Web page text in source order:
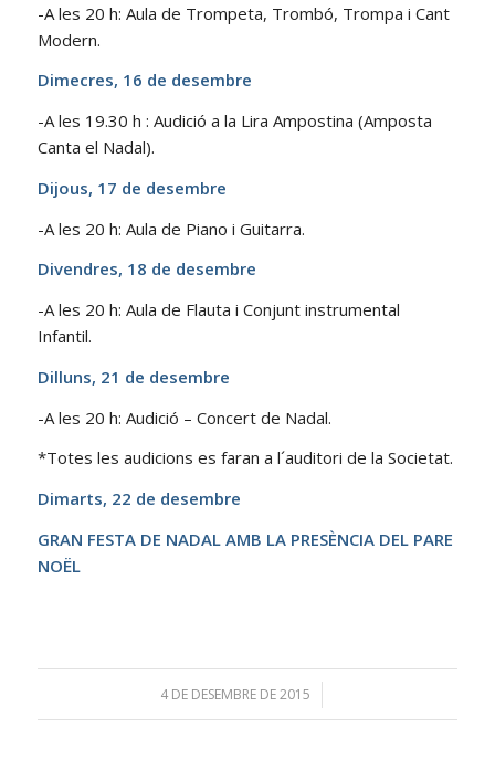
-A les 20 h: Aula de Trompeta, Trombó, Trompa i Cant
Modern.
Dimecres, 16 de desembre
-A les 19.30 h : Audició a la Lira Ampostina (Amposta
Canta el Nadal).
Dijous, 17 de desembre
-A les 20 h: Aula de Piano i Guitarra.
Divendres, 18 de desembre
-A les 20 h: Aula de Flauta i Conjunt instrumental
Infantil.
Dilluns, 21 de desembre
-A les 20 h: Audició – Concert de Nadal.
*Totes les audicions es faran a l´auditori de la Societat.
Dimarts, 22 de desembre
GRAN FESTA DE NADAL AMB LA PRESÈNCIA DEL PARE
NOËL
4 DE DESEMBRE DE 2015
/